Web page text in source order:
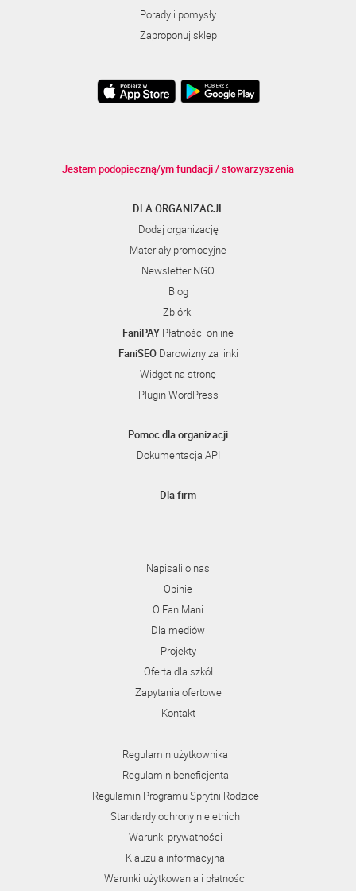
Porady i pomysły
Zaproponuj sklep
Jestem podopieczną/ym fundacji / stowarzyszenia
DLA ORGANIZACJI:
Dodaj organizację
Materiały promocyjne
Newsletter NGO
Blog
Zbiórki
FaniPAY Płatności online
FaniSEODarowizny za linki
Widget na stronę
Plugin WordPress
Pomoc dla organizacji
Dokumentacja API
Dla firm
Napisali o nas
Opinie
O FaniMani
Dla mediów
Projekty
Oferta dla szkół
Zapytania ofertowe
Kontakt
Regulamin użytkownika
Regulamin beneficjenta
Regulamin Programu Sprytni Rodzice
Standardy ochrony nieletnich
Warunki prywatności
Klauzula informacyjna
Warunki użytkowania i płatności